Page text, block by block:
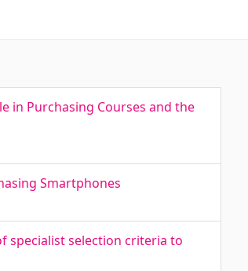
in Purchasing Courses and the
Smartphones
specialist selection criteria to